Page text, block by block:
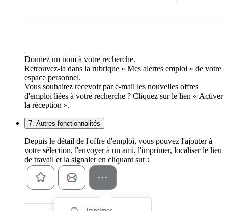
Donnez un nom à votre recherche.
Retrouvez-la dans la rubrique « Mes alertes emploi » de votre
espace personnel.
Vous souhaitez recevoir par e-mail les nouvelles offres
d'emploi liées à votre recherche ? Cliquez sur le lien « Activer
la réception ».
7. Autres fonctionnalités
Depuis le détail de l'offre d'emploi, vous pouvez l'ajouter à
votre sélection, l'envoyer à un ami, l'imprimer, localiser le lieu
de travail et la signaler en cliquant sur :